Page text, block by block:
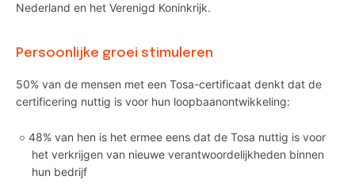
Nederland en het Verenigd Koninkrijk.
Persoonlijke groei stimuleren
50% van de mensen met een Tosa-certificaat denkt dat de
certificering nuttig is voor hun loopbaanontwikkeling:
48% van hen is het ermee eens dat de Tosa nuttig is voor
het verkrijgen van nieuwe verantwoordelijkheden binnen
hun bedrijf